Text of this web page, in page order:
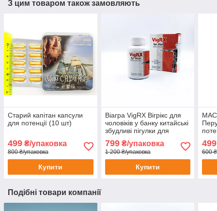
З цим товаром також замовляють
Старий капітан капсули
для потенції (10 шт)
499 ₴/упаковка
800 ₴/упаковка
Купити
Віагра VigRХ Вігрікс для
чоловіків у банку китайські
збудливі пігулки для
60шт
799₴/упаковка
1 200 ₴/упаковка
Купити
499
600
Подібні товари компанії